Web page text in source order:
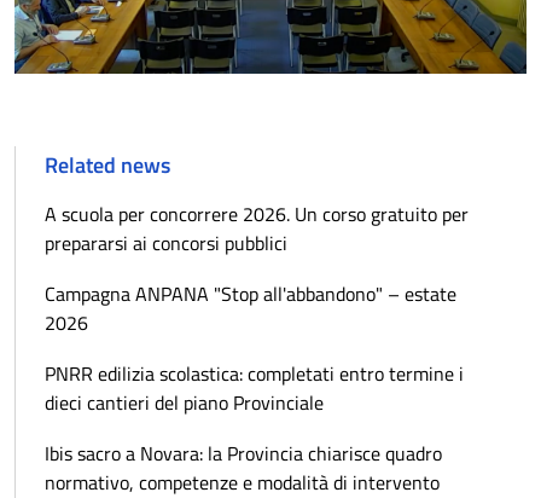
Related news
A scuola per concorrere 2026. Un corso gratuito per
prepararsi ai concorsi pubblici
Campagna ANPANA "Stop all'abbandono" – estate
2026
PNRR edilizia scolastica: completati entro termine i
dieci cantieri del piano Provinciale
Ibis sacro a Novara: la Provincia chiarisce quadro
normativo, competenze e modalità di intervento